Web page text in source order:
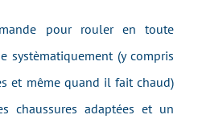
pour rouler en toute
systèmatiquement (y compris
et même quand il fait chaud)
chaussures adaptées et un